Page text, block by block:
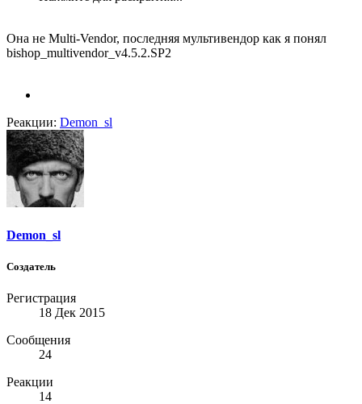
Она не Multi-Vendor, последняя мультивендор как я понял
bishop_multivendor_v4.5.2.SP2
Реакции: Demon_sl
Demon_sl
Создатель
Регистрация
18 Дек 2015
Сообщения
24
Реакции
14